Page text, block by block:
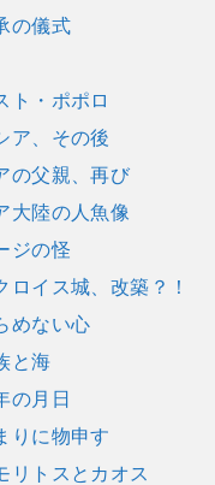
の儀式
・ポポロ
ア、その後
の父親、再び
大陸の人魚像
ジの怪
イス城、改築？！
めない心
と海
の月日
りに物申す
トスとカオス